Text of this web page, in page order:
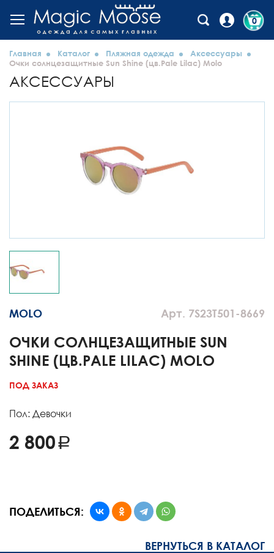
0
Главная Каталог Пляжная одежда
Аксессуары
Очки солнцезащитные Sun Shine (цв.Pale Lilac) Molo
АКСЕССУАРЫ
Арт. 7S23T501-8669
MOLO
ОЧКИ СОЛНЦЕЗАЩИТНЫЕ SUN
SHINE (ЦВ.PALE LILAC) MOLO
ПОД ЗАКАЗ
Пол: Девочки
2 800
ПОДЕЛИТЬСЯ:
ВЕРНУТЬСЯ В КАТАЛОГ